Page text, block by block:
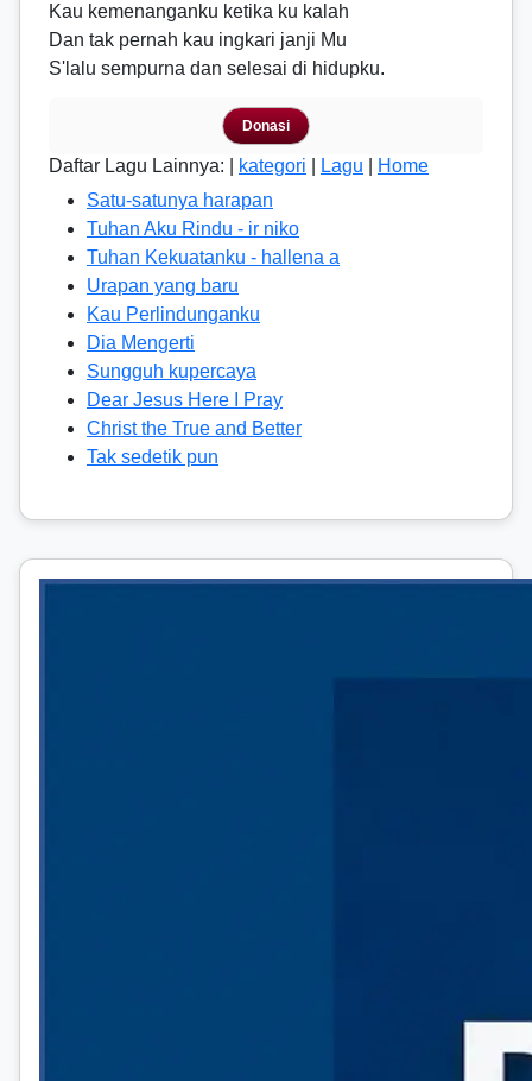
Kau kemenanganku ketika ku kalah
Dan tak pernah kau ingkari janji Mu
S'lalu sempurna dan selesai di hidupku.
Donasi
Daftar Lagu Lainnya: | kategori Lagu
Home
Satu-satunya harapan
Tuhan Aku Rindu - ir niko
Tuhan Kekuatanku - hallena a
Urapan yang baru
Kau Perlindunganku
Dia Mengerti
Sungguh kupercaya
Dear Jesus Here I Pray
Christ the True and Better
Tak sedetik pun